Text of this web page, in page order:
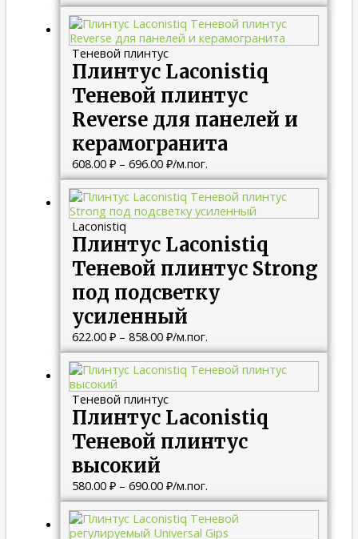
Теневой плинтус
Плинтус Laconistiq
Теневой плинтус
Reverse для панелей и
керамогранита
608.00 ₽ – 696.00 ₽
Диапазон
цен:
608.00 ₽
696.00 ₽
/м.пог.
Laconistiq
Плинтус Laconistiq
Теневой плинтус Strong
под подсветку
усиленный
622.00 ₽ – 858.00 ₽
Диапазон
цен:
622.00 ₽
858.00 ₽
/м.пог.
Теневой плинтус
Плинтус Laconistiq
Теневой плинтус
высокий
580.00 ₽ – 690.00 ₽
Диапазон
цен:
580.00 ₽
690.00 ₽
/м.пог.